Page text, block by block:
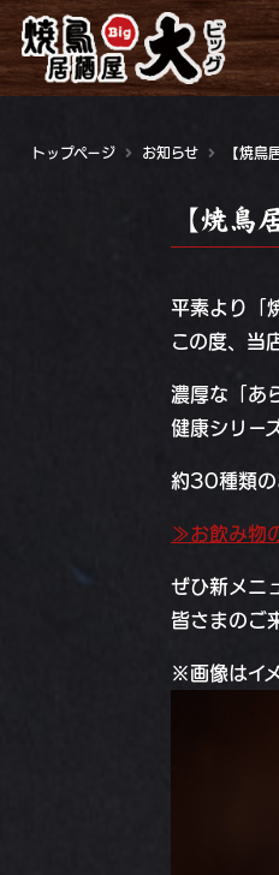
トップページ お知らせ 【焼鳥
【焼鳥
平素より「
この度、当
濃厚な「あ
健康シリー
約30種類の
≫お飲み物
ぜひ新メニ
皆さまのご
※画像はイメ